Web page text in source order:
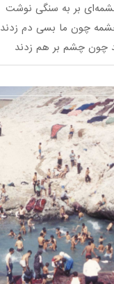
بر به سنگی نوشت
چون ما بسی دم زدند
چون چشم بر هم زدند